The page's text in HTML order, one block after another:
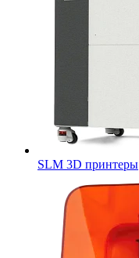
SLM 3D принтеры